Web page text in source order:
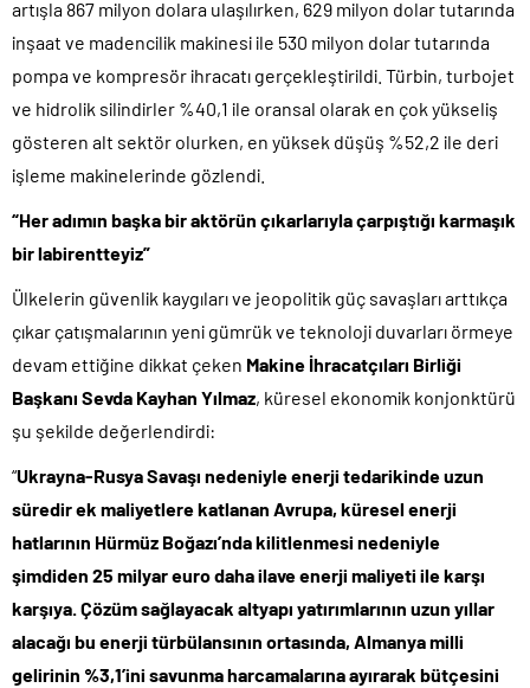
artışla 867 milyon dolara ulaşılırken, 629 milyon dolar tutarında
inşaat ve madencilik makinesi ile 530 milyon dolar tutarında
pompa ve kompresör ihracatı gerçekleştirildi. Türbin, turbojet
ve hidrolik silindirler %40,1 ile oransal olarak en çok yükseliş
gösteren alt sektör olurken, en yüksek düşüş %52,2 ile deri
işleme makinelerinde gözlendi.
“Her adımın başka bir aktörün çıkarlarıyla çarpıştığı karmaşık
bir labirentteyiz”
Ülkelerin güvenlik kaygıları ve jeopolitik güç savaşları arttıkça
çıkar çatışmalarının yeni gümrük ve teknoloji duvarları örmeye
devam ettiğine dikkat çeken Makine İhracatçıları Birliği
Başkanı Sevda Kayhan Yılmaz, küresel ekonomik konjonktürü
şu şekilde değerlendirdi:
“Ukrayna-Rusya Savaşı nedeniyle enerji tedarikinde uzun
süredir ek maliyetlere katlanan Avrupa, küresel enerji
hatlarının Hürmüz Boğazı’nda kilitlenmesi nedeniyle
şimdiden 25 milyar euro daha ilave enerji maliyeti ile karşı
karşıya. Çözüm sağlayacak altyapı yatırımlarının uzun yıllar
alacağı bu enerji türbülansının ortasında, Almanya milli
gelirinin %3,1’ini savunma harcamalarına ayırarak bütçesini